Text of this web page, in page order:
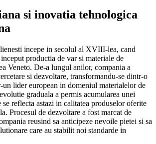
si inovatia tehnologica
incepe in secolul al XVIII-lea, cand
productia de var si materiale de
Veneto. De-a lungul anilor, compania a
si dezvoltare, transformandu-se dintr-o
lider european in domeniul materialelor de
graduala a permis acumularea unei
se reflecta astazi in calitatea produselor oferite
Procesul de dezvoltare a fost marcat de
reusind sa anticipeze nevoile pietei si sa
care au stabilit noi standarde in